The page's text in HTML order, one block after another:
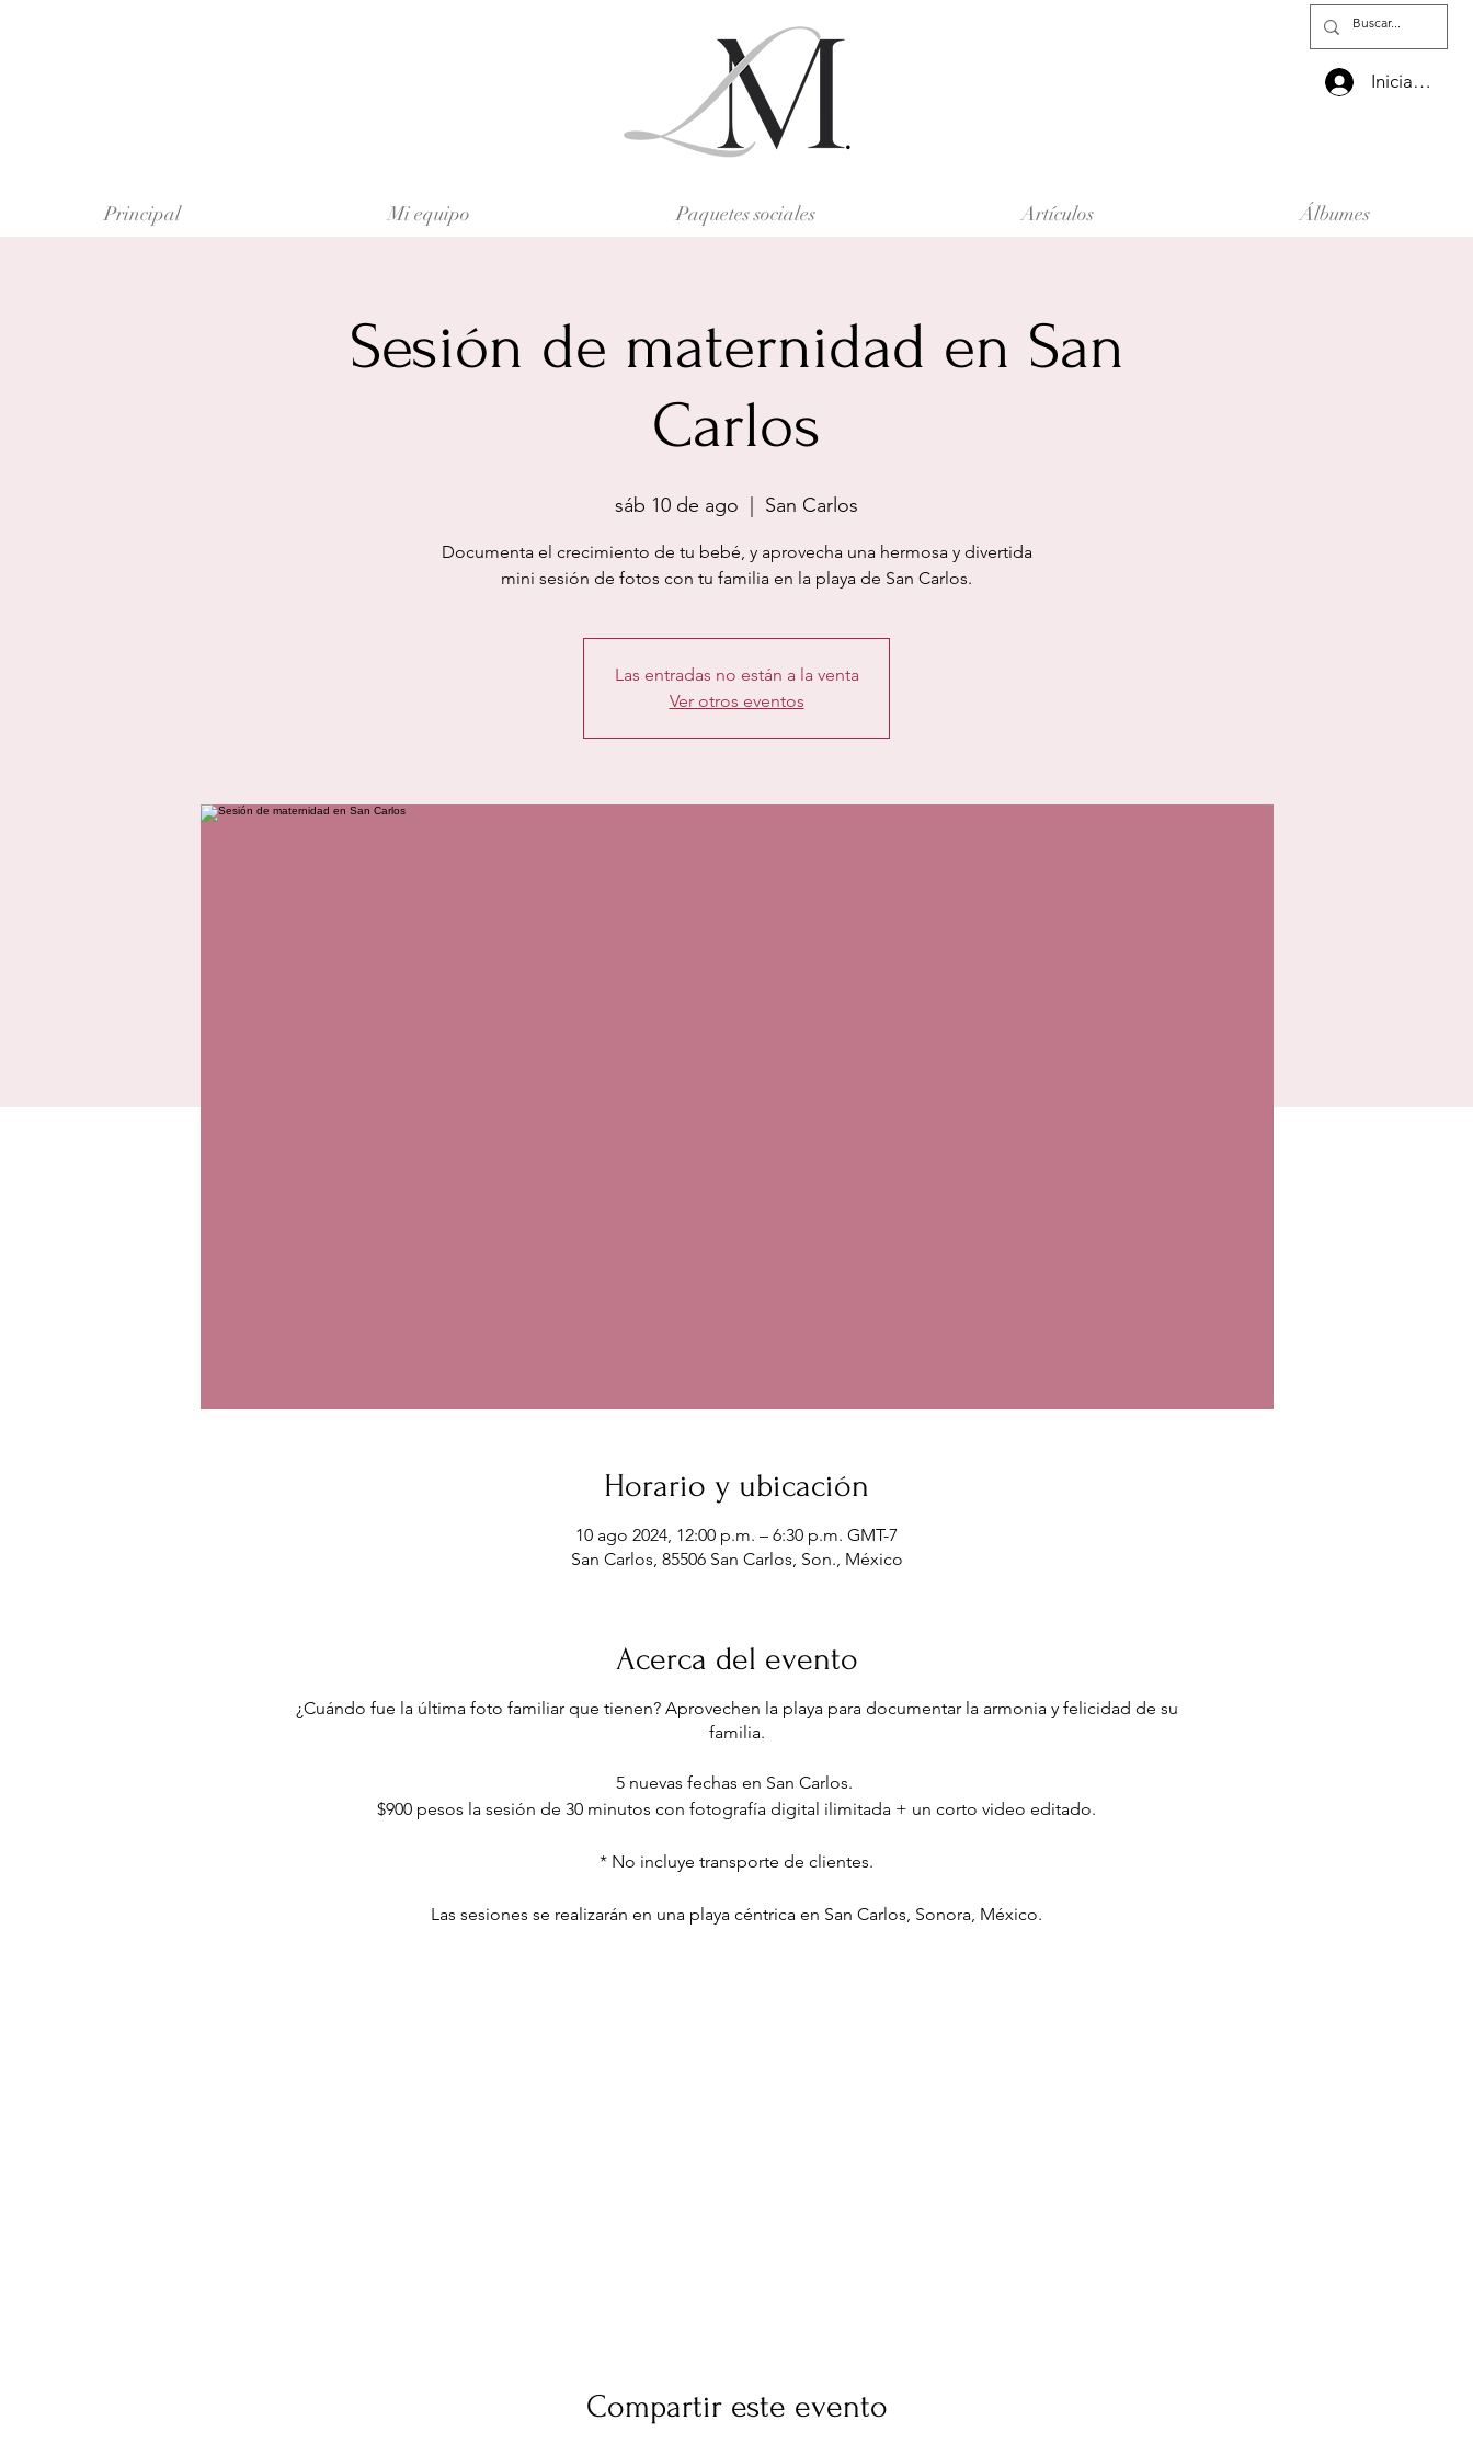
Iniciar sesión
Principal Mi equipo Paquetes sociales Artículos Álbumes
Sesión de maternidad en San
Carlos
sáb 10 de ago San Carlos
Documenta el crecimiento de tu bebé, y aprovecha una hermosa y divertida
mini sesión de fotos con tu familia en la playa de San Carlos.
Las entradas no están a la venta
Ver otros eventos
Horario y ubicación
10 ago 2024, 12:00 p.m. – 6:30 p.m. GMT-7
San Carlos, 85506 San Carlos, Son., México
Acerca del evento
¿Cuándo fue la última foto familiar que tienen? Aprovechen la playa para documentar la armonia y felicidad de su
familia.
5 nuevas fechas en San Carlos.
$900 pesos la sesión de 30 minutos con fotografía digital ilimitada + un corto video editado.
* No incluye transporte de clientes.
Las sesiones se realizarán en una playa céntrica en San Carlos, Sonora, México.
Compartir este evento